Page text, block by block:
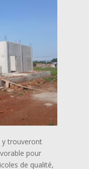
y trouveront
pour
de qualité,